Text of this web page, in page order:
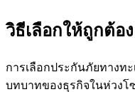
วิธีเลือกให้ถูกต้อง
การเลือกประกันภัยทางท
บทบาทของธุรกิจในห่วงโ